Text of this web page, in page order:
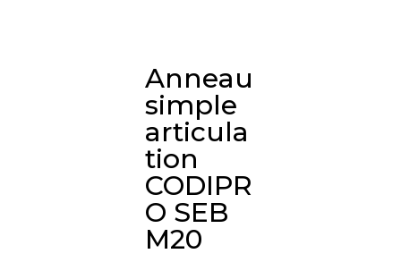
Anneau
simple
articula
tion
CODIPR
O SEB
M20